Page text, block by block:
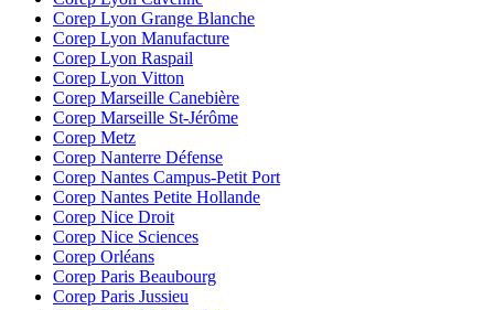
Corep Lyon Grange Blanche
Corep Lyon Manufacture
Corep Lyon Raspail
Corep Lyon Vitton
Corep Marseille Canebière
Corep Marseille St-Jérôme
Corep Metz
Corep Nanterre Défense
Corep Nantes Campus-Petit Port
Corep Nantes Petite Hollande
Corep Nice Droit
Corep Nice Sciences
Corep Orléans
Corep Paris Beaubourg
Corep Paris Jussieu